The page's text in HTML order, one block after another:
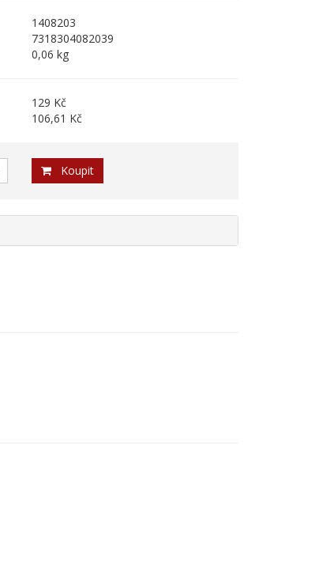
1408203
7318304082039
0,06 kg
129 Kč
106,61 Kč
Koupit